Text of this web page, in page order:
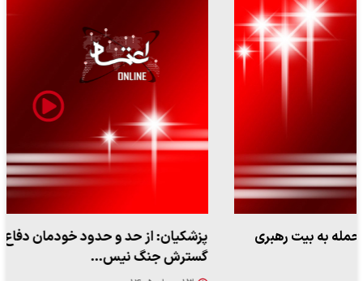
پزشکیان: از حد و حدود خودمان دفاع می‌کنیم، اما به‌دنبال